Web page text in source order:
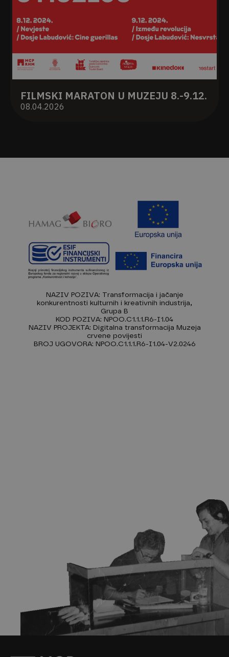
FILMSKI MARATON U MUZEJU 8.-9.12.
08.04.2026
NAZIV POZIVA: Transformacija i jačanje
konkurentnosti kulturnih i kreativnih industrija,
Grupa B
KOD POZIVA: NPOO.C1.1.1.R6-I1.04
NAZIV PROJEKTA: Digitalna transformacija Muzeja
crvene povijesti
BROJ UGOVORA: NPOO.C1.1.1.R6-I1.04-V2.0246